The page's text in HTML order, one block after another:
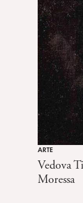
ARTE
Vedova
Moressa